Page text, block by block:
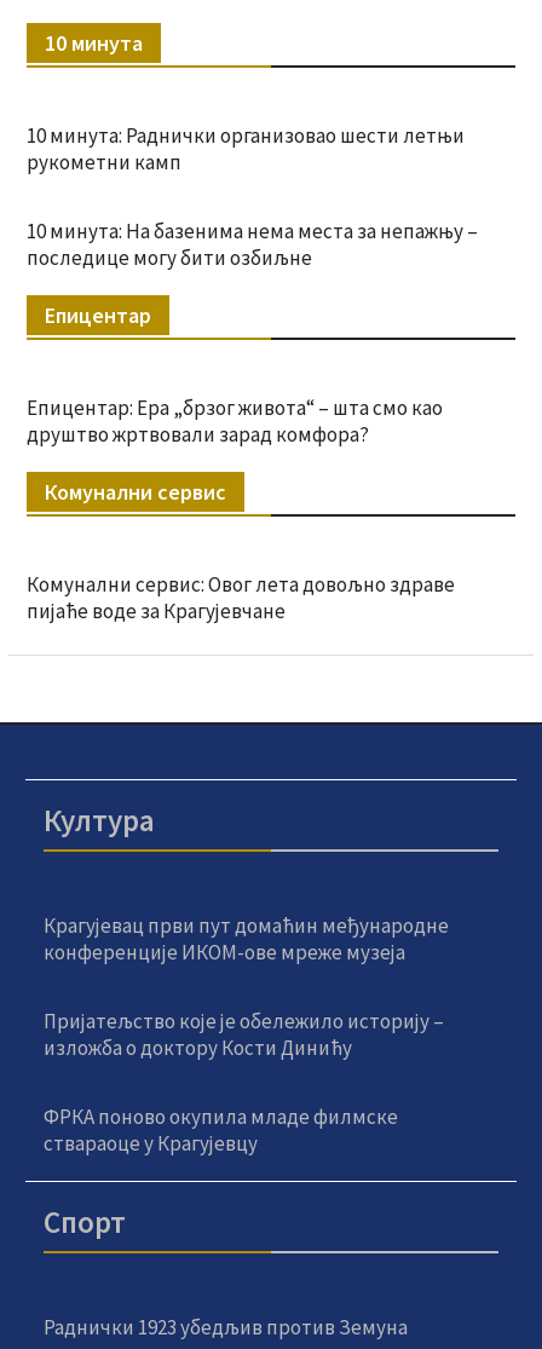
10 минута
10 минута: Раднички организовао шести летњи
рукометни камп
10 минута: На базенима нема места за непажњу –
последице могу бити озбиљне
Епицентар
Епицентар: Ера „брзог живота“ – шта смо као
друштво жртвовали зарад комфора?
Комунални сервис
Комунални сервис: Овог лета довољно здраве
пијаће воде за Крагујевчане
Култура
Крагујевац први пут домаћин међународне
конференције ИКОМ-ове мреже музеја
Пријатељство које је обележило историју –
изложба о доктору Кости Динићу
ФРКА поново окупила младе филмске
ствараоце у Крагујевцу
Спорт
Раднички 1923 убедљив против Земуна